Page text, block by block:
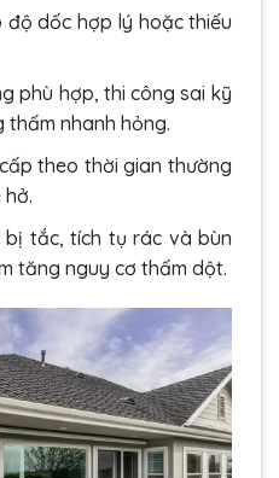
độ dốc hợp lý hoặc thiếu
phù hợp, thi công sai kỹ
nhanh hỏng.
theo thời gian thường
tắc, tích tụ rác và bùn
tăng nguy cơ thấm dột.